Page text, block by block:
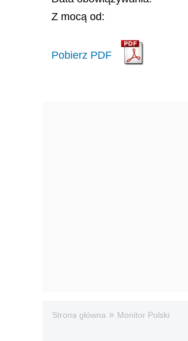
Z mocą od:
Pobierz PDF
Strona główna » Monitor Polski